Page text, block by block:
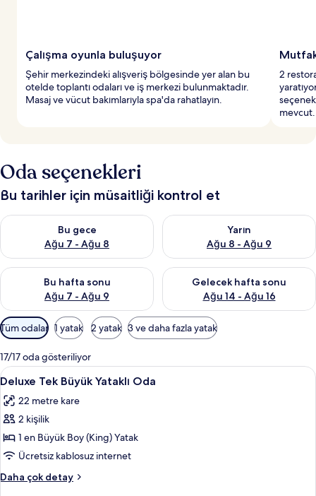
Çalışma oyunla buluşuyor
Şehir merkezindeki alışveriş bölgesinde yer alan bu
otelde toplantı odaları ve iş merkezi bulunmaktadır.
Masaj ve vücut bakımlarıyla spa'da rahatlayın.
2
mevcut.
Oda seçenekleri
Bu tarihler için müsaitliği kontrol et
Bu gece
Ağu 7 - Ağu 8
Bu gece için müsaitliği kontrol et Ağu 7 - Ağu 8
Yarın
Ağu 8 - Ağu 9
Yarın için müsaitliği kontrol
Bu hafta sonu
Ağu 7 - Ağu 9
Bu hafta sonu için müsaitliği kontrol et Ağu 7 - Ağu 9
Gelecek hafta sonu
Ağu 14 - Ağu 16
Önümüzdeki hafta sonu için
Odalar
için
mevcut
filtreler
Tüm odalar 1 yatak 2 yatak 3 ve daha fazla yatak
17/17 oda gösteriliyor
Deluxe
Tek
Büyük
Yataklı
Oda
için
tüm
fotoğrafları
Kaliteli yatak takımı, minibar, odada
4
Deluxe Tek Büyük Yataklı Oda
22 metre kare
2 kişilik
1 en Büyük Boy (King) Yatak
Ücretsiz kablosuz internet
Daha çok detay
Deluxe